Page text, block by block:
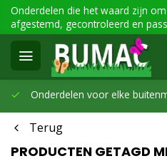
Onderdelen die het waard zijn
afgestemd, gecontroleerd en
Onderdelen voor elke
Terug
PRODUCTEN GETAGD